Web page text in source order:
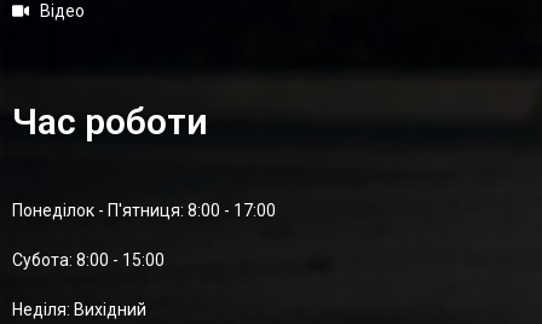
Відео
Час роботи
Понеділок - П'ятниця: 8:00 - 17:00
Суботa: 8:00 - 15:00
Неділя: Вихідний